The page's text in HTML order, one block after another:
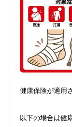
健康保険が適用
以下の場合は健